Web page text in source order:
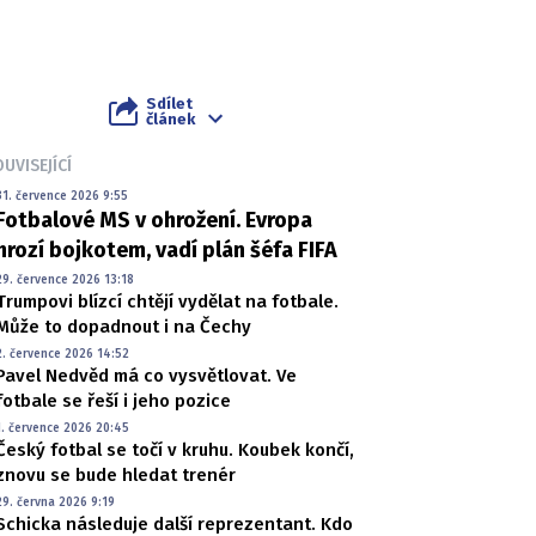
Sdílet
článek
července 2026 9:55
MS v ohrožení. Evropa
bojkotem, vadí plán šéfa FIFA
července 2026 13:18
blízcí chtějí vydělat na fotbale.
to dopadnout i na Čechy
července 2026 14:52
Nedvěd má co vysvětlovat. Ve
se řeší i jeho pozice
července 2026 20:45
fotbal se točí v kruhu. Koubek končí,
se bude hledat trenér
června 2026 9:19
následuje další reprezentant. Kdo